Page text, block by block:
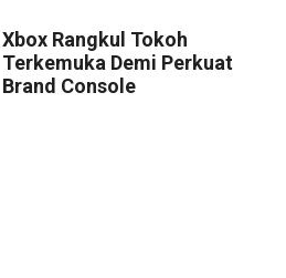
Xbox Rangkul Tokoh
Terkemuka Demi Perkuat
Brand Console